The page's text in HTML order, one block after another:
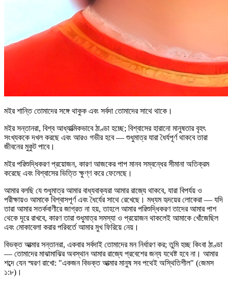
মইর শান্তি তোমাদের সঙ্গে থাকুক এবং সর্বদা তোমাদের সাথে থাকে।
মইর সন্তানরা, বিশ্ব আধ্যাত্মিকভাবে ঠাণ্ডা হচ্ছে; বিশ্বাসের হারানো মানুষতার বৃহৎ
সংখ্যককে দখল করছে এবং আরও গভীর হবে — শুধুমাত্র যারা ধৈর্যপূর্ণ থাকবে তারা
জীবনের মুকুট পাবে।
মইর পরিশুদ্ধিকরণ প্রয়োজন, কারণ আজকের পাপ মানব সম্বন্ধের সীমানা অতিক্রম
করেছে এবং বিশ্বাসের ভিত্তি ক্ষুণ্ণ করে ফেলেছে।
আমার বলছি যে শুধুমাত্র আমার বাধ্যবাক্যরা আমার রাজ্যে থাকবে, যারা বিপর্যয় ও
পরীক্ষায়ও আমাকে বিশ্বাসপূর্ণ এবং ধৈর্যের সাথে রেখেছে। মধ্যম হৃদয়ের লোকেরা — যদি
তারা আমার সতর্কবাণীরে জাগ্রত না হয়, তাহলে আমার পরিশুদ্ধিকরণ তাদের আমার পাশ
থেকে দূরে রাখবে, কারণ তারা শুধুমাত্র সমস্যা ও প্রয়োজন থাকলেই আমাকে খোঁজেছিল
এবং মোকাবেলা করার পরিবর্তে আমার মুখ ফিরিয়ে নেয়।
বিভক্ত আত্মার সন্তানরা, একবার সর্বদাই তোমাদের মন নির্ধারণ কর; তুমি হচ্ছ কিংবা ঠাণ্ডা
— তোমাদের মাঝামাঝির অবস্থান আমার রাজ্যে প্রবেশের জন্য যথেষ্ট হবে না। আমার
শব্দে যেন স্মরণ রাখো: "একজন বিভক্ত আত্মার মানুষ সব পথেই অস্থিতিশীল" (জেমস
১:৮)।